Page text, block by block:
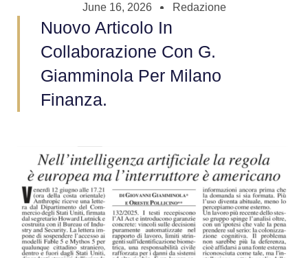
June 16, 2026 Redazione
Nuovo Articolo In
Collaborazione Con G.
Giamminola Per Milano
Finanza.